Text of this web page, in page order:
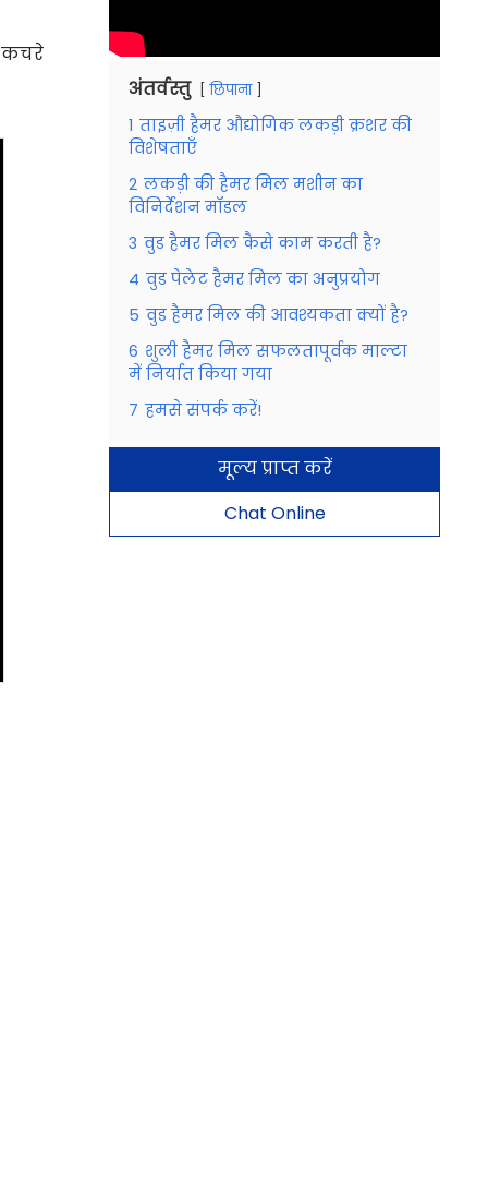
कचरे
अंतर्वस्तु छिपाना
1 ताइज़ी हैमर औद्योगिक लकड़ी क्रशर की
विशेषताएँ
2 लकड़ी की हैमर मिल मशीन का
विनिर्देशन मॉडल
3 वुड हैमर मिल कैसे काम करती है?
4 वुड पेलेट हैमर मिल का अनुप्रयोग
5 वुड हैमर मिल की आवश्यकता क्यों है?
6 शुली हैमर मिल सफलतापूर्वक माल्टा
में निर्यात किया गया
7 हमसे संपर्क करें!
मूल्य प्राप्त करें
Chat Online